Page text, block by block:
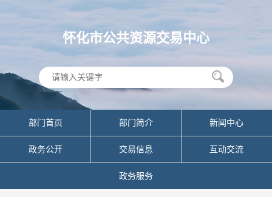
怀化市公共资源交易中心
部门首页 部门简介 新闻中心
政务公开 交易信息 互动交流
政务服务